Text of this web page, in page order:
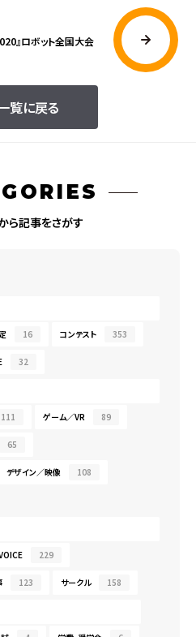
覧に戻る
』ロボット全国大会
ら記事をさがす
16 コンテスト 353
32
111 ゲーム／VR 89
65
デザイン／映像 108
229
123 サークル 158